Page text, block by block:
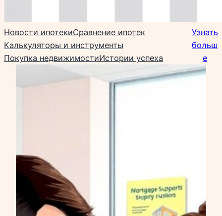
Новости ипотекиСравнение ипотек
Калькуляторы и инструменты
Покупка недвижимостиИстории успеха
Узнать
больш
е